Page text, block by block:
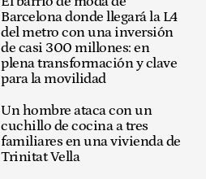
Barcelona donde llegará la L4
del metro con una inversión
de casi 300 millones: en
plena transformación y clave
para la movilidad
Un hombre ataca con un
cuchillo de cocina a tres
familiares en una vivienda de
Trinitat Vella